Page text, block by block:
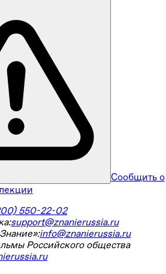
Сообщить о
550-22-02
support@znanierussia.ru
info@znanierussia.ru
Российского общества